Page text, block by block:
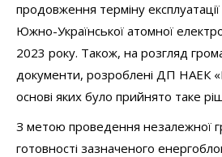
продовження терміну
Южно-Української атомної
2023 року. Також, на розгляд
документи, розроблені ДП НАЕК
основі яких було прийнято таке
З метою проведення незалежної
готовності зазначеного